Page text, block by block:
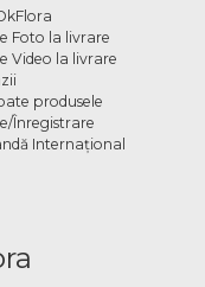
Foto la livrare
Video la livrare
produsele
Înregistrare
Internațional